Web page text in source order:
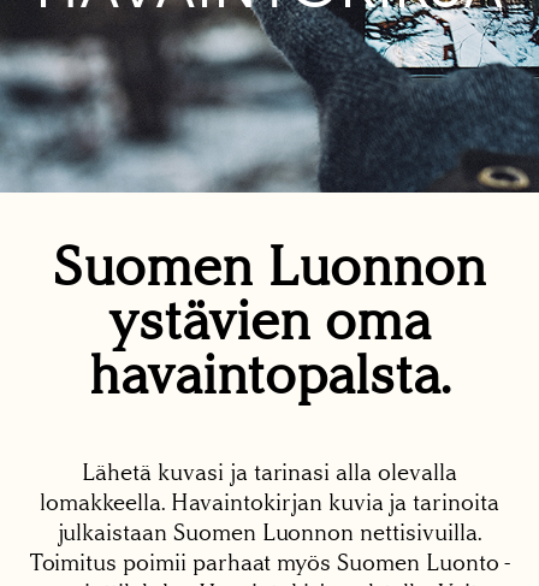
Suomen Luonnon
ystävien oma
havaintopalsta.
Lähetä kuvasi ja tarinasi alla olevalla
lomakkeella. Havaintokirjan kuvia ja tarinoita
julkaistaan Suomen Luonnon nettisivuilla.
Toimitus poimii parhaat myös Suomen Luonto -